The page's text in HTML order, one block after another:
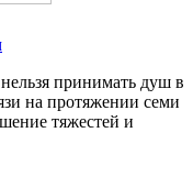
принимать душ в
на протяжении семи
тяжестей и